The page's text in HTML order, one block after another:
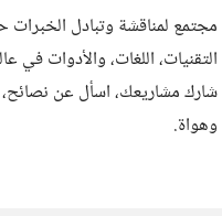
مجتمع لمناقشة وتبادل
التقنيات، اللغات، والأدوات في
شارك مشاريعك، اسأل عن
وهواة.